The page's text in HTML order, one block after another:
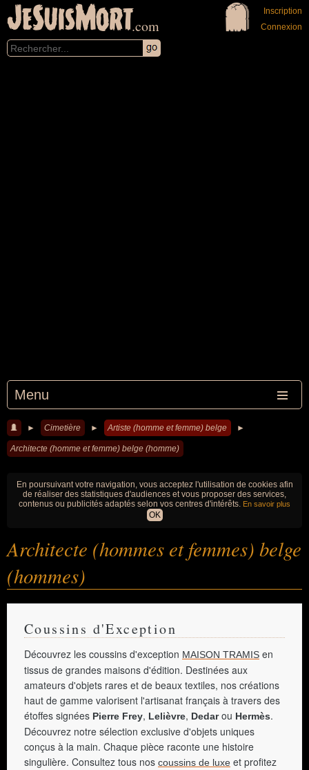
JeSuisMort.com
Menu
Inscription
Connexion
► Cimetière ► Artiste (homme et femme) belge ►
Architecte (homme et femme) belge (homme)
En poursuivant votre navigation, vous acceptez l'utilisation de cookies afin
de réaliser des statistiques d'audiences et vous proposer des services,
contenus ou publicités adaptés selon vos centres d'intérêts. En savoir plus
OK
Architecte (hommes et femmes) belge
(hommes)
Coussins d'Exception
Découvrez les coussins d'exception MAISON TRAMIS en
tissus de grandes maisons d'édition. Destinées aux
amateurs d'objets rares et de beaux textiles, nos créations
haut de gamme valorisent l'artisanat français à travers des
étoffes signées Pierre Frey, Lelièvre, Dedarou Hermès.
Découvrez notre sélection exclusive d'objets uniques
conçus à la main. Chaque pièce raconte une histoire
singulière. Consultez tous nos coussins de luxe et profitez